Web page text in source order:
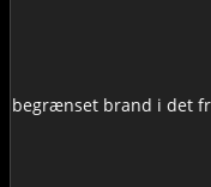
brand i det fri
ℹ️